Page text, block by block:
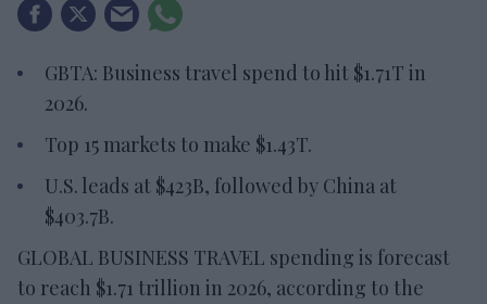
GBTA: Business travel spend to hit $1.71T in
2026.
Top 15 markets to make $1.43T.
U.S. leads at $423B, followed by China at
$403.7B.
GLOBAL BUSINESS TRAVEL spending is forecast
to reach $1.71 trillion in 2026, according to the